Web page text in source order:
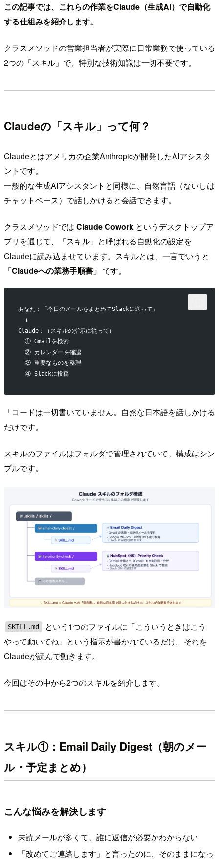
この記事では、これらの作業をClaude（生成AI）で自動化
する仕組みを紹介します。
クラスメソッドの営業担当者が実際に日常業務で使っている
2つの「スキル」で、特別な技術知識は一切不要です。
Claudeの「スキル」って何？
Claudeとはアメリカの企業Anthropicが開発したAIアシスタ
ントです。
一般的な生成AIアシスタントと同様に、自然言語（ないしは
チャットベース）で話しかけると会話できます。
クラスメソッドでは Claude Cowork というデスクトップア
プリを通じて、「スキル」と呼ばれる自動化の設定を
Claudeに読み込ませています。スキルとは、一言でいうと
「Claudeへの業務手順書」 です。
あなた：「今日のメールをまとめてSlackに送って」
  ↓
Claude：（スキルの指示に従って）
  ① Gmailを検索
  ② カレンダーを確認
  ③ 重要なものを整理
  ④ Slackに投稿
「コードは一切書いていません。自然な日本語を話しかける
だけです。
スキルのファイルはフォルダで管理されていて、構成はシン
プルです。
SKILL.md
という1つのファイルに「こういうときはこう
やって動いてね」という指示が書かれているだけ。それを
Claudeが読んで動きます。
今回はその中から2つのスキルを紹介します。
スキル①：Email Daily Digest（朝のメー
ル・予定まとめ）
こんな悩みを解決します
未読メールが多くて、誰に返信が必要かわからない
「改めてご連絡します」と言ったのに、そのままになっ